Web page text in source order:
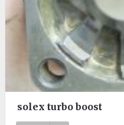
solex turbo boost